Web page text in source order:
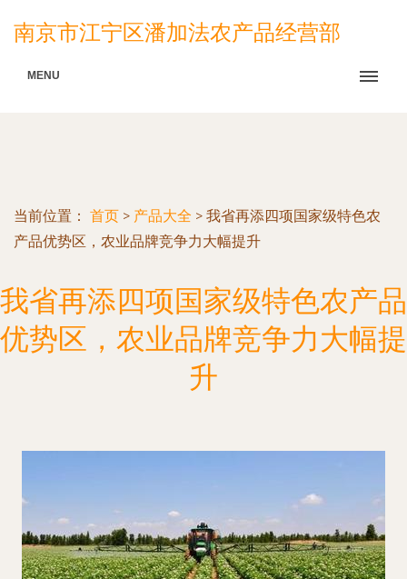
南京市江宁区潘加法农产品经营部
MENU
当前位置： 首页 > 产品大全 > 我省再添四项国家级特色农
产品优势区，农业品牌竞争力大幅提升
我省再添四项国家级特色农产品
优势区，农业品牌竞争力大幅提
升